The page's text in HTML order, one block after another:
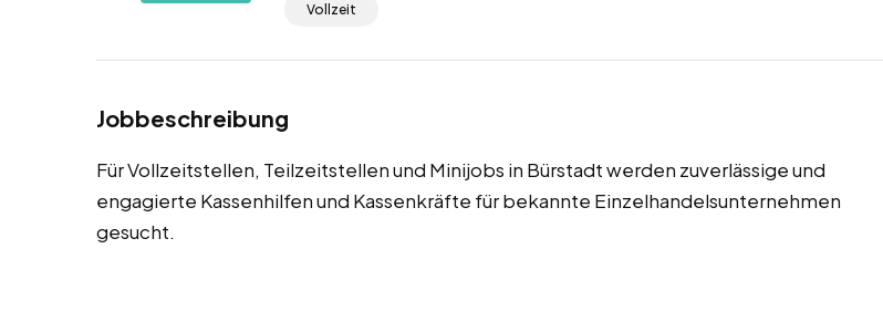
Vollzeit
Jobbeschreibung
Für Vollzeitstellen, Teilzeitstellen und Minijobs in Bürstadt werden zuverlässige und
engagierte Kassenhilfen und Kassenkräfte für bekannte Einzelhandelsunternehmen
gesucht.